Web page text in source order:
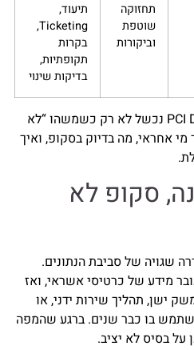
תחזוקה
שוטפת
וביקורות
תיעוד,
Ticketing,
בקרות
תקופתיות,
בדיקות שינוי
במילים פשוטות, פרויקט PCI DSS נכשל לא רק כשמשהו “לא
אחראי, מה בדיוק בסקופ, ואיך
סקופ לא
שגויה של סביבת הנתונים.
מידע של כרטיסי אשראי, ואז
ישן, תהליך שירות ידני, או
בו כבר שנים. ברגע שהמפה
על בסיס לא יציב.